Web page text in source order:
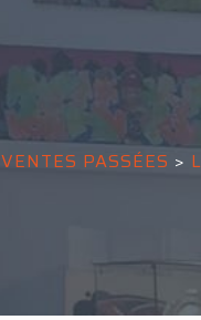
VENTES PASSÉES >